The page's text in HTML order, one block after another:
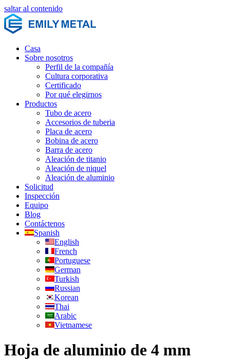
saltar al contenido
Casa
Sobre nosotros
Perfil de la compañía
Cultura corporativa
Certificado
Por qué elegirnos
Productos
Tubo de acero
Accesorios de tuberia
Placa de acero
Bobina de acero
Barra de acero
Aleación de titanio
Aleación de niquel
Aleación de aluminio
Solicitud
Inspección
Equipo
Blog
Contáctenos
Spanish
English
French
Portuguese
German
Turkish
Russian
Korean
Thai
Arabic
Vietnamese
Hoja de aluminio de 4 mm